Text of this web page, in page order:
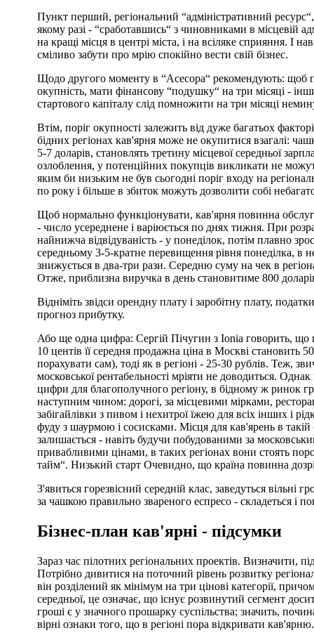
Пункт перший, регіональний “адміністративний
якому разі - “сработавшись“ з чиновниками в місцевій
на кращі місця в центрі міста, і на всіляке сприяння. І
сміливо забути про мрію спокійно вести свій бізнес.
Щодо другого моменту в “Асесора“ рекомендують: щоб
окупність, мати фінансову “подушку“ на три місяці -
стартового капіталу слід помножити на три місяці
Втім, поріг окупності залежить від дуже багатьох
бідних регіонах кав'ярня може не окупитися взагалі:
5-7 доларів, становлять третину місцевої середньої
озлоблення, у потенційних покупців викликати не
яким би низьким не був сьогодні поріг входу на
по року і більше в збиток можуть дозволити собі
Щоб нормально функціонувати, кав'ярня повинна
- число усереднене і варіюється по днях тижня. При
найнижча відвідуваність - у понеділок, потім плавно
середньому 3-5-кратне перевищення рівня понеділка, в
знижується в два-три рази. Середню суму на чек в
Отже, приблизна виручка в день становитиме 800
Відніміть звідси орендну плату і заробітну плату,
прогноз прибутку.
Або ще одна цифра: Сергій Пічугин з Ionia говорить, що
10 центів її середня продажна ціна в Москві становить
порахувати сам), тоді як в регіоні - 25-30 рублів. Теж,
московської рентабельності мріяти не доводиться.
цифри для благополучного регіону, в бідному ж ринок
наступним чином: дорогі, за місцевими мірками,
забігайлівки з пивом і нехитрої їжею для всіх інших і
фуду з шаурмою і сосисками. Місця для кав'ярень в такій
залишається - навіть будучи побудованими за
привабливими цінами, в таких регіонах вони стоять
тайм“. Низький старт Очевидно, що країна повинна
З'явиться горезвісний середній клас, заведуться вільні
за чашкою правильно звареного еспресо - складеться і
Бізнес-план кав'ярні - підсумки
Зараз час пілотних регіональних проектів. Визначити,
Потрібно дивитися на поточний рівень розвитку
він розділений як мінімум на три цінові категорії,
середньої, це означає, що існує розвинутий сегмент
гроші є у значного прошарку суспільства; значить,
вірні ознаки того, що в регіоні пора відкривати кав'ярню.